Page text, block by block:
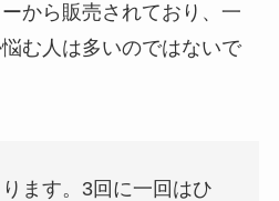
から販売されており、一
む人は多いのではないで
ます。3回に一回はひ